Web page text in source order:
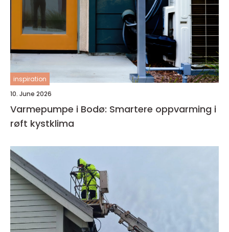
inspiration
10. June 2026
Varmepumpe i Bodø: Smartere oppvarming i
røft kystklima